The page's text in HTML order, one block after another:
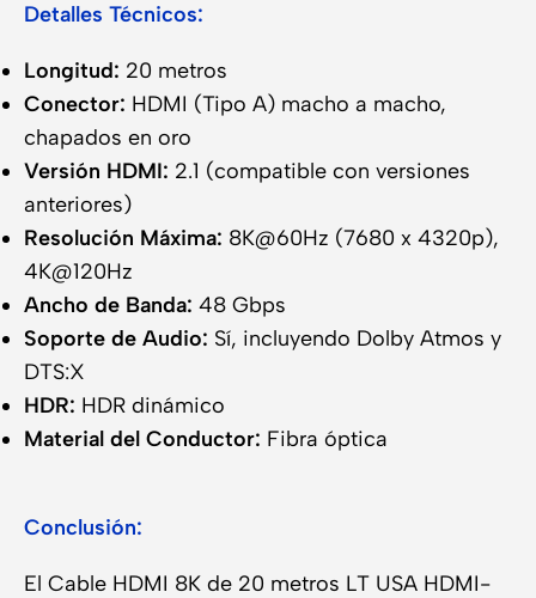
Detalles Técnicos:
Longitud: 20 metros
Conector: HDMI (Tipo A) macho a macho,
chapados en oro
Versión HDMI: 2.1 (compatible con versiones
anteriores)
Resolución Máxima: 8K@60Hz (7680 x 4320p),
4K@120Hz
Ancho de Banda: 48 Gbps
Soporte de Audio: Sí, incluyendo Dolby Atmos y
DTS:X
HDR: HDR dinámico
Material del Conductor: Fibra óptica
Conclusión:
El Cable HDMI 8K de 20 metros LT USA HDMI-